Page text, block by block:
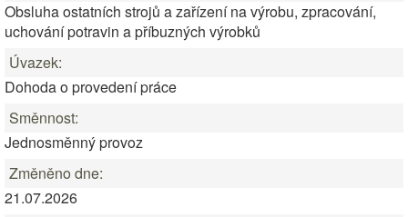
Obsluha ostatních strojů a zařízení na výrobu, zpracování,
uchování potravin a příbuzných výrobků
Úvazek:
Dohoda o provedení práce
Směnnost:
Jednosměnný provoz
Změněno dne:
21.07.2026